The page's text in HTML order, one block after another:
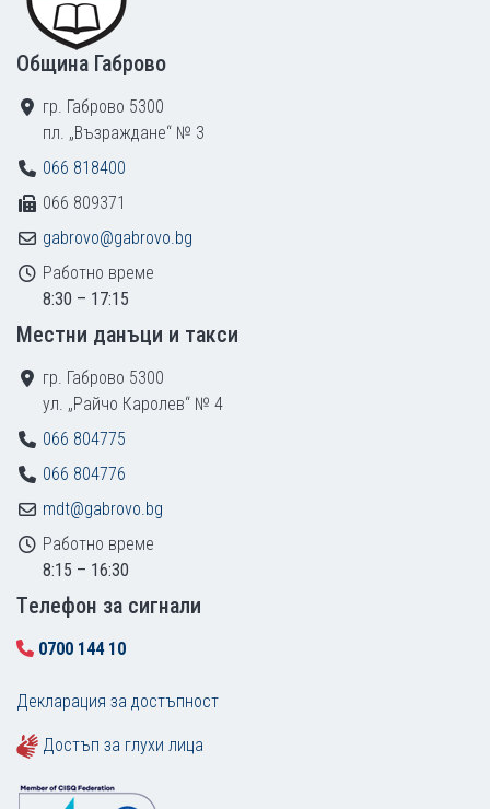
Община Габрово
гр. Габрово 5300
пл. „Възраждане“ № 3
066 818400
066 809371
gabrovo@gabrovo.bg
Работно време
8:30 – 17:15
Местни данъци и такси
гр. Габрово 5300
ул. „Райчо Каролев“ № 4
066 804775
066 804776
mdt@gabrovo.bg
Работно време
8:15 – 16:30
Tелефон за сигнали
0700 144 10
Декларация за достъпност
Достъп за глухи лица